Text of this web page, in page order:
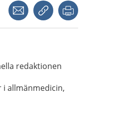
Dela via mejlKopiera länk
redaktionen
i allmänmedicin,